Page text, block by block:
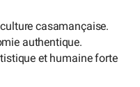
casamançaise.
authentique.
et humaine forte